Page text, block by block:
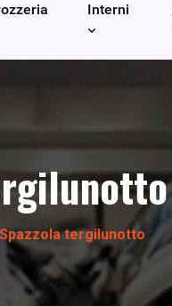
Interni
Spazzola tergilunotto